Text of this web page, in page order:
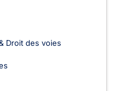
Droit des voies